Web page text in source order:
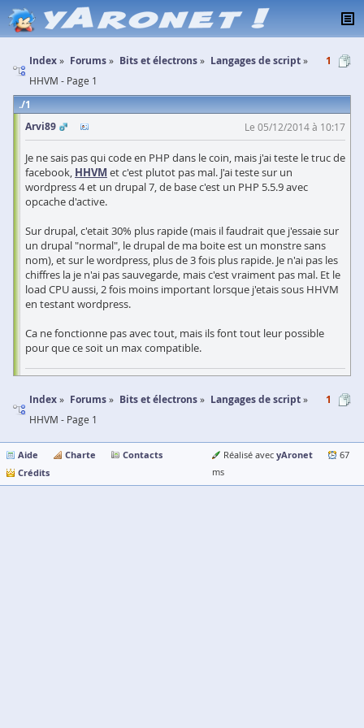
Index Forums Bits et électrons Langages de script
HHVM - Page 1
1
1
Arvi89
Le 05/12/2014 à 10:17
Je ne sais pas qui code en PHP dans le coin, mais j'ai teste le truc de
facebook, HHVM et c'est plutot pas mal. J'ai teste sur un
wordpress 4 et un drupal 7, de base c'est un PHP 5.5.9 avec
opcache d'active.
Sur drupal, c'etait 30% plus rapide (mais il faudrait que j'essaie sur
un drupal "normal", le drupal de ma boite est un monstre sans
nom), et sur le wordpress, plus de 3 fois plus rapide. Je n'ai pas les
chiffres la je n'ai pas sauvegarde, mais c'est vraiment pas mal. Et le
load CPU aussi, 2 fois moins important lorsque j'etais sous HHVM
en testant wordpress.
Ca ne fonctionne pas avec tout, mais ils font tout leur possible
pour que ce soit un max compatible.
Index Forums Bits et électrons Langages de script
HHVM - Page 1
1
Aide Charte
Contacts
Crédits
Réalisé avec yAronet
67
ms